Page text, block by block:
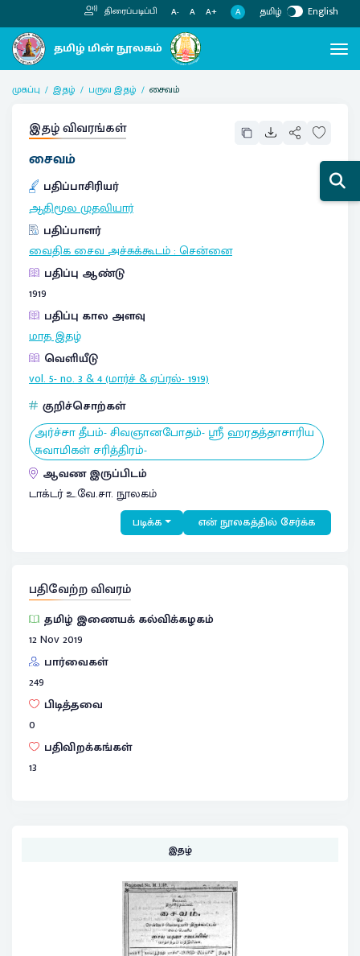
திரைப்படிப்பி A- A A+ A தமிழ் English
முகப்பு இதழ் பருவ இதழ் சைவம்
இதழ் விவரங்கள்
சைவம்
பதிப்பாசிரியர்
ஆதிமூல முதலியார்
பதிப்பாளர்
வைதிக சைவ அச்சுக்கூடம்:சென்னை
பதிப்பு ஆண்டு
1919
பதிப்பு கால அளவு
மாத இதழ்
வெளியீடு
vol. 5- no. 3 & 4 (மார்ச் & ஏப்ரல்- 1919)
குறிச்சொற்கள்
அர்ச்சா தீபம்- சிவஞானபோதம்- ஸ்ரீ ஹரதத்தாசாரிய
சுவாமிகள் சரித்திரம்-
ஆவண இருப்பிடம்
டாக்டர் உ.வே.சா. நூலகம்
படிக்க என் நூலகத்தில் சேர்க்க
பதிவேற்ற விவரம்
தமிழ் இணையக் கல்விக்கழகம்
12 Nov 2019
பார்வைகள்
249
பிடித்தவை
0
பதிவிறக்கங்கள்
13
இதழ்